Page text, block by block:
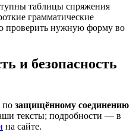
таблицы спряжения
грамматические
проверить нужную форму во
и безопасность
по защищённому соединению
тексты; подробности — в
на сайте.